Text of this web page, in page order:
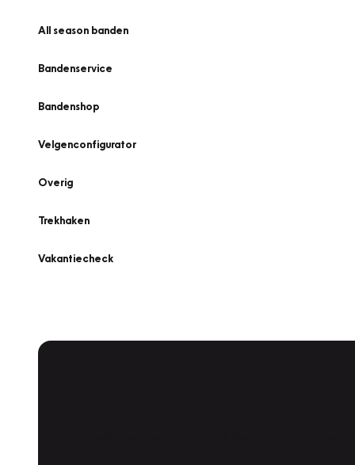
All season banden
Bandenservice
Bandenshop
Velgenconfigurator
Overig
Trekhaken
Vakantiecheck